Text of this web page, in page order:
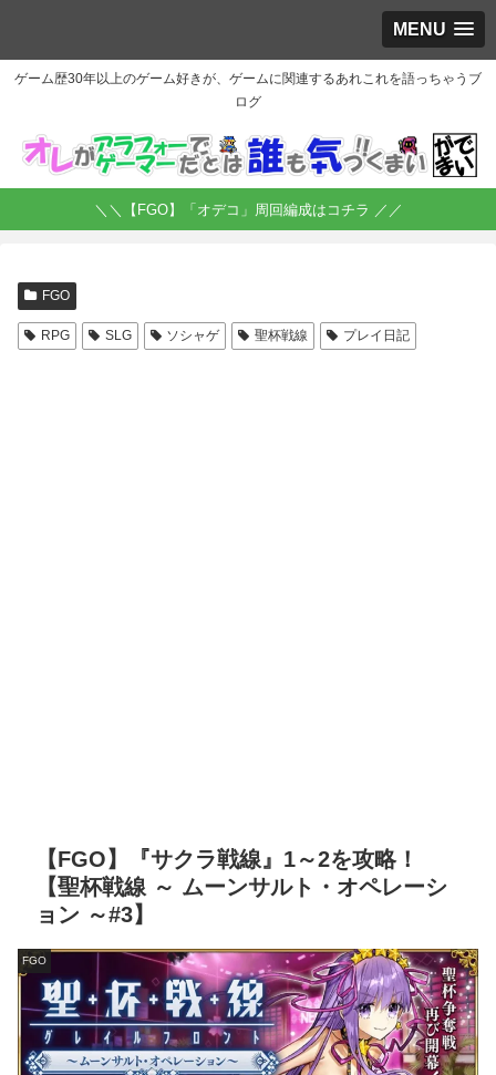
MENU
ゲーム歴30年以上のゲーム好きが、ゲームに関連するあれこれを語っちゃうブ
ログ
＼＼【FGO】「オデコ」周回編成はコチラ ／／
FGO
RPG SLG ソシャゲ 聖杯戦線 プレイ日記
【FGO】『サクラ戦線』1～2を攻略！
【聖杯戦線 ～ ムーンサルト・オペレーシ
ョン ～#3】
FGO